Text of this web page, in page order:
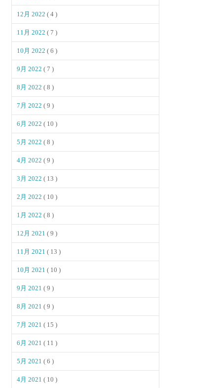
12月 2022( 4 )
11月 2022( 7 )
10月 2022( 6 )
9月 2022( 7 )
8月 2022( 8 )
7月 2022( 9 )
6月 2022( 10 )
5月 2022( 8 )
4月 2022( 9 )
3月 2022( 13 )
2月 2022( 10 )
1月 2022( 8 )
12月 2021( 9 )
11月 2021( 13 )
10月 2021( 10 )
9月 2021( 9 )
8月 2021( 9 )
7月 2021( 15 )
6月 2021( 11 )
5月 2021( 6 )
4月 2021( 10 )